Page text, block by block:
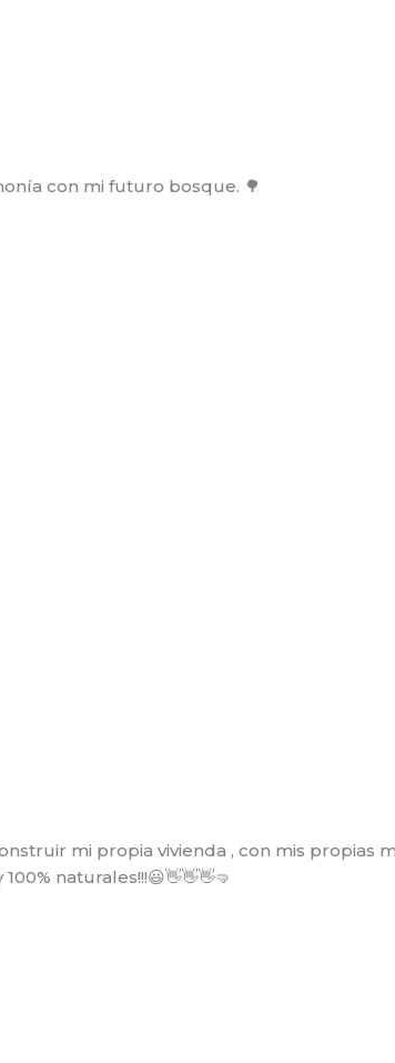
con mi futuro bosque. 🌳
mi propia vivienda , con mis propias
naturales!!!😃👋👋👋🤜